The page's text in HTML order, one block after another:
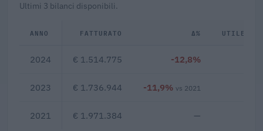
Ultimi 3 bilanci disponibili.
ANNO FATTURATO Δ% UTILE/
2024 € 1.514.775 -12,8%
2023 € 1.736.944 -11,9% vs 2021
2021 € 1.971.384 —